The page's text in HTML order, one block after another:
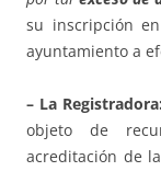
su inscripción
ayuntamiento a
– La
objeto de
acreditación de